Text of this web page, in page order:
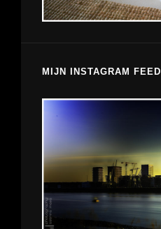
MIJN INSTAGRAM FEED